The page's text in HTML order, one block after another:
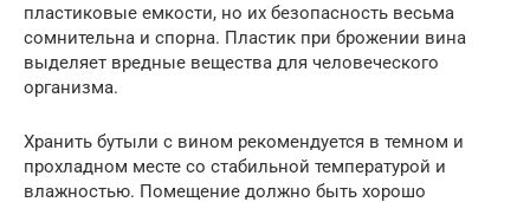
пластиковые емкости, но их безопасность весьма
сомнительна и спорна. Пластик при брожении вина
выделяет вредные вещества для человеческого
организма.
Хранить бутыли с вином рекомендуется в темном и
прохладном месте со стабильной температурой и
влажностью. Помещение должно быть хорошо